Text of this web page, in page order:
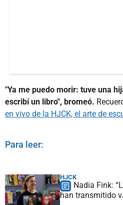
"Ya me puedo morir: tuve una
escribí un libro", bromeó.
en vivo de la HJCK, el arte de
Para leer:
HJCK
Nadia Fink:
han transmitido